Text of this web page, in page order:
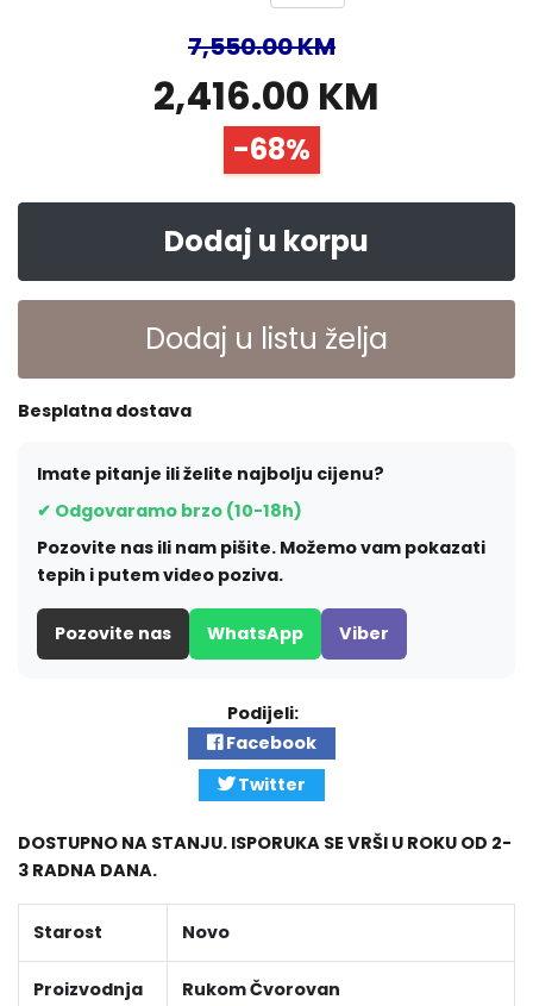
7,550.00 KM
2,416.00 KM
-68%
Dodaj u korpu
Dodaj u listu želja
Besplatna dostava
Imate pitanje ili želite najbolju cijenu?
✔ Odgovaramo brzo (10-18h)
Pozovite nas ili nam pišite. Možemo vam pokazati
tepih i putem video poziva.
Pozovite nas WhatsApp Viber
Podijeli:
Facebook
Twitter
DOSTUPNO NA STANJU. ISPORUKA SE VRŠI U ROKU OD 2-
3 RADNA DANA.
Starost Novo
Proizvodnja Rukom Čvorovan